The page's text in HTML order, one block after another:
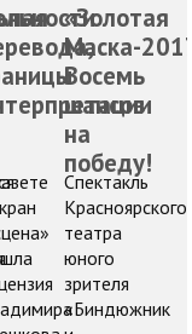
«Золотая
Маска-
Восемь
шансов
на
победу!
Спектакль
Красноярского
театра
юного
зрителя
«Биндюжник